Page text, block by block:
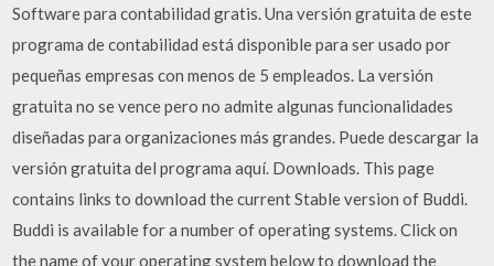
Software para contabilidad gratis. Una versión gratuita de este
programa de contabilidad está disponible para ser usado por
pequeñas empresas con menos de 5 empleados. La versión
gratuita no se vence pero no admite algunas funcionalidades
diseñadas para organizaciones más grandes. Puede descargar la
versión gratuita del programa aquí. Downloads. This page
contains links to download the current Stable version of Buddi.
Buddi is available for a number of operating systems. Click on
the name of your operating system below to download the